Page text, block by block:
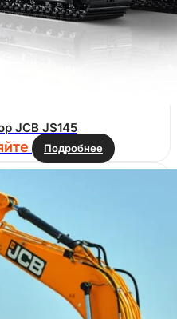
JCB JS145
Подробнее